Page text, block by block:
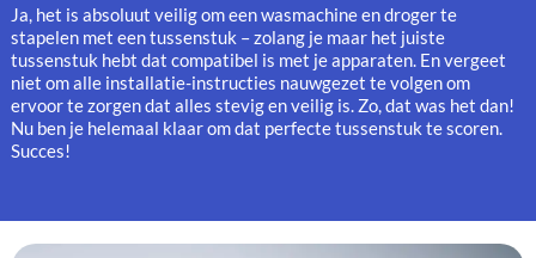
Ja, het is absoluut veilig om een wasmachine en droger te
stapelen met een tussenstuk – zolang je maar het juiste
tussenstuk hebt dat compatibel is met je apparaten. En vergeet
niet om alle installatie-instructies nauwgezet te volgen om
ervoor te zorgen dat alles stevig en veilig is. Zo, dat was het dan!
Nu ben je helemaal klaar om dat perfecte tussenstuk te scoren.
Succes!